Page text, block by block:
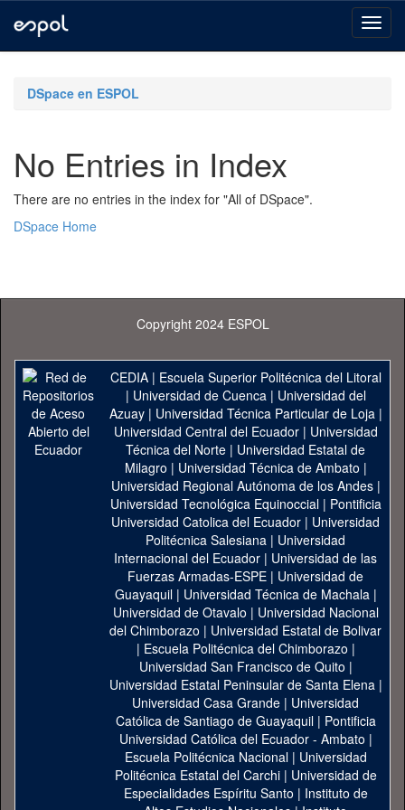
navigationDSpace en ESPOL
No Entries in Index
There are no entries in the index for "All of DSpace".
DSpace Home
Copyright 2024 ESPOL
CEDIA| Escuela Superior Politécnica del Litoral
| Universidad de Cuenca| Universidad del
Azuay| Universidad Técnica Particular de Loja|
Universidad Central del Ecuador| Universidad
Técnica del Norte | Universidad Estatal de
Milagro | Universidad Técnica de Ambato |
Universidad Regional Autónoma de los Andes|
Universidad Tecnológica Equinoccial| Pontificia
Universidad Catolica del Ecuador | Universidad
Politécnica Salesiana | Universidad
Internacional del Ecuador | Universidad de las
Fuerzas Armadas-ESPE | Universidad de
Guayaquil| Universidad Técnica de Machala|
Universidad de Otavalo | Universidad Nacional
del Chimborazo | Universidad Estatal de Bolivar
| Escuela Politécnica del Chimborazo |
Universidad San Francisco de Quito |
Universidad Estatal Peninsular de Santa Elena|
Universidad Casa Grande | Universidad
Católica de Santiago de Guayaquil| Pontificia
Universidad Católica del Ecuador - Ambato |
Escuela Politécnica Nacional| Universidad
Politécnica Estatal del Carchi| Universidad de
Especialidades Espíritu Santo | Instituto de